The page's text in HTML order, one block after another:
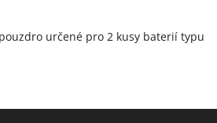
určené pro 2 kusy baterií typu